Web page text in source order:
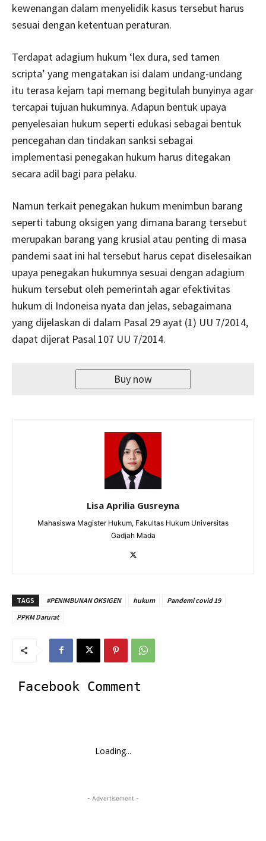
kewenangan dalam menyelidik kasus tersebut harus
sesuai dengan ketentuan peraturan.
Terdapat adagium hukum ‘lex dura, sed tamen
scripta’ yang mengatakan isi dalam undang-undang
itu terasa kejam tapi memang begitulah bunyinya agar
tercapai tujuan hukumnya. Adapun bentuk upaya
penyelesaian hukum seperti edukasi sebagai bentuk
pencegahan dan tindakan sanksi sebagai
implementasi penegakan hukum harus ditegakan
secara adil bagi para pelaku.
Namun terkait penegakan hukum menimbun barang
seperti tabung oksigen yang dimana barang tersebut
merupakan barang yang krusial atau penting di masa
pandemi saat ini hal tersebut harus cepat diselesaikan
upaya penegakan hukumnya sesuai dengan adagium
hukum tersebut oleh pemerintah agar efektivitas
hukum di Indoneisa nyata dan jelas, sebagaimana
yang dijelaskan di dalam Pasal 29 ayat (1) UU 7/2014,
dapat dijerat Pasal 107 UU 7/2014.
Buy now
Lisa Aprilia Gusreyna
Mahasiswa Magister Hukum, Fakultas Hukum Universitas
Gadjah Mada
TAGS #PENIMBUNAN OKSIGEN hukum
Pandemi covid 19
PPKM Darurat
Facebook Comment
Loading...
- Advertisement -